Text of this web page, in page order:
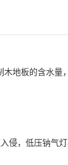
地板的含水量
，低压钠气